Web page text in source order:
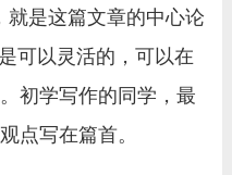
就是这篇文章的中心论
可以灵活的，可以在
初学写作的同学，最
点写在篇首。